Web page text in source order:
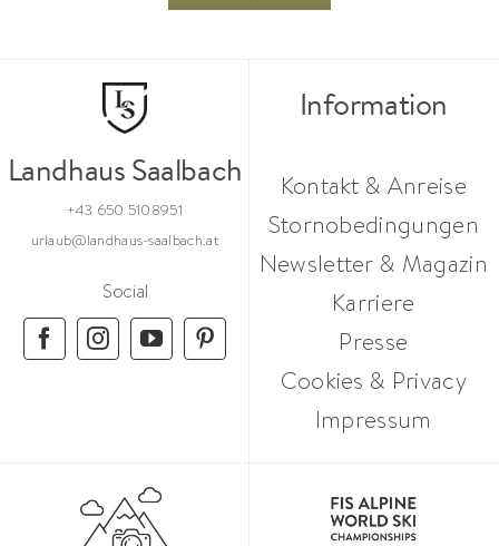
Landhaus Saalbach
+43 650 5108951
urlaub@landhaus-saalbach.at
Social
Information
Kontakt & Anreise
Stornobedingungen
Newsletter & Magazin
Karriere
Presse
Cookies & Privacy
Impressum